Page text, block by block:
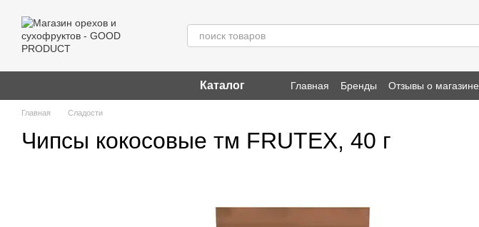
Каталог Главная Бренды Отзывы о магазине
Главная Сладости
Чипсы кокосовые тм FRUTEX, 40 г